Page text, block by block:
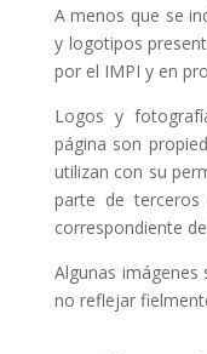
A menos que se
y logotipos
por el IMPI y en
Logos y
página son
utilizan con su
parte de
correspondiente
Algunas
no reflejar